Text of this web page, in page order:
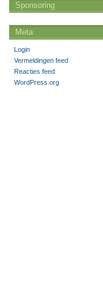
Sponsoring
Meta
Login
Vermeldingen feed
Reacties feed
WordPress.org